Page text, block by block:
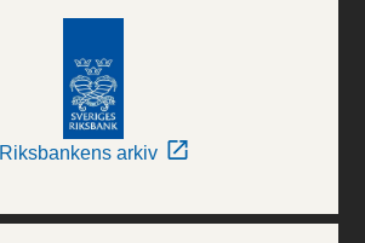
Riksbankens arkiv